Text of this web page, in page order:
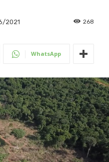
2021 268
WhatsApp